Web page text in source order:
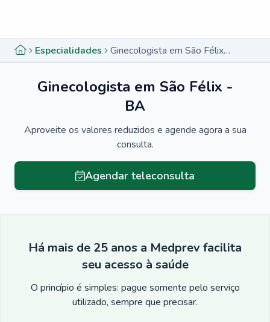
Especialidades Ginecologista em São Félix - BA
Ginecologista em São Félix -
BA
Aproveite os valores reduzidos e agende agora a sua
consulta.
Agendar teleconsulta
Há mais de 25 anos a Medprev facilita
seu acesso à saúde
O princípio é simples: pague somente pelo serviço
utilizado, sempre que precisar.